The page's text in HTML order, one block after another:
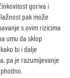
goriva i
pak može
s ovim rizicima
umu da sklop
bi i dalje
pa je razumijevanje